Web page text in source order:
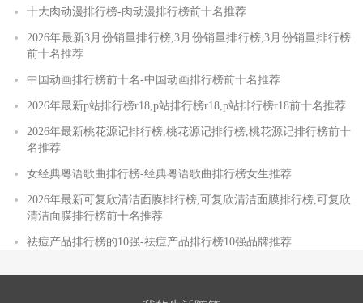
十大肉动漫排行榜-肉动漫排行榜前十名推荐
2026年最新3月份销量排行榜,3月份销量排行榜,3月份销量排行榜
前十名推荐
中国动画排行榜前十名-中国动画排行榜前十名推荐
2026年最新p站排行榜r18,p站排行榜r18,p站排行榜r18前十名推荐
2026年最新桃花源记排行榜,桃花源记排行榜,桃花源记排行榜前十
名推荐
女经典粤语歌曲排行榜-经典粤语歌曲排行榜女生推荐
2026年最新可复欣清洁面膜排行榜,可复欣清洁面膜排行榜,可复欣
清洁面膜排行榜前十名推荐
祛痘产品排行榜的10强-祛痘产品排行榜10强品牌推荐